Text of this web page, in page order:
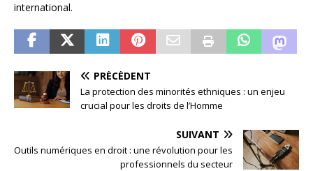
international.
PRÉCÉDENT
La protection des minorités ethniques : un enjeu
crucial pour les droits de l’Homme
SUIVANT
Outils numériques en droit : une révolution pour les
professionnels du secteur